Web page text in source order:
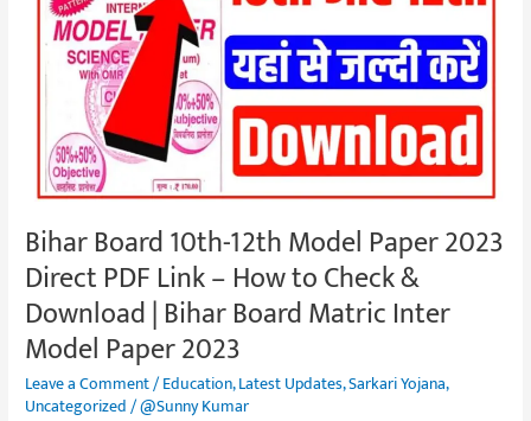
Bihar Board 10th-12th Model Paper 2023
Direct PDF Link – How to Check &
Download | Bihar Board Matric Inter
Model Paper 2023
Leave a Comment/Education,Latest Updates,Sarkari Yojana,
Uncategorized/@Sunny Kumar
Model
Paper
2023
Link
to
Check
&
Download
Bihar